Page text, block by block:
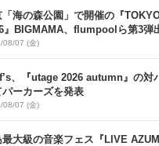
「海の森公園」で開催の『
』BIGMAMA、flumpoolら第3弾
ワークショップ・アート出展者
08/07 (金)
、『utage 2026 autumn』の対
パーカーズを発表
08/07 (金)
最大級の音楽フェス『LIVE